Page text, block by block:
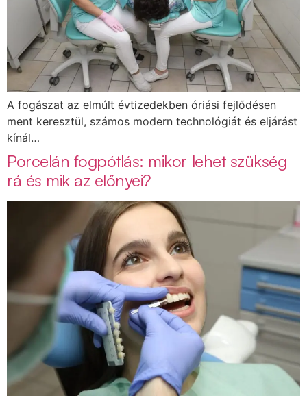
A fogászat az elmúlt évtizedekben óriási fejlődésen
ment keresztül, számos modern technológiát és eljárást
kínál…
Porcelán fogpótlás: mikor lehet szükség
rá és mik az előnyei?